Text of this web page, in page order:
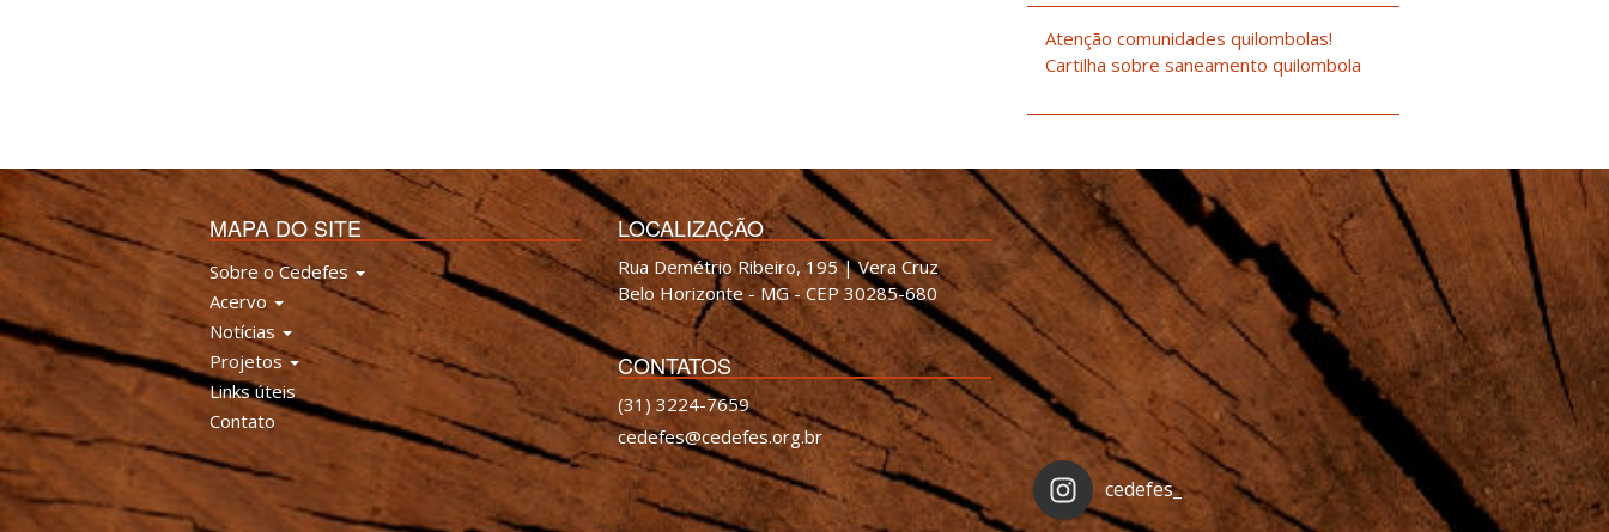
Atenção comunidades quilombolas!
Cartilha sobre saneamento quilombola
MAPA DO SITE
Sobre o Cedefes
Acervo
Notícias
Projetos
Links úteis
Contato
LOCALIZAÇÃO
Rua Demétrio Ribeiro, 195 | Vera Cruz
Belo Horizonte - MG - CEP 30285-680
CONTATOS
(31) 3224-7659
cedefes@cedefes.org.br
cedefes_